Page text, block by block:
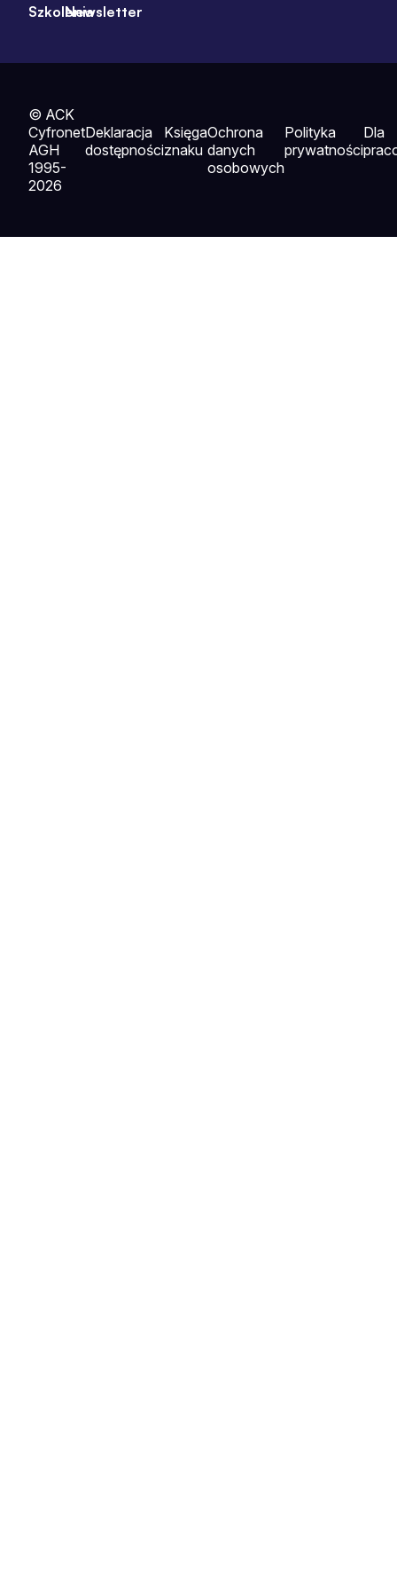
SzkoleniaNewsletter
© ACK
Cyfronet
AGH
1995-
2026
Deklaracja
dostępności
Księga
znaku
Ochrona
danych
osobowych
Polityka
prywatności
Dla